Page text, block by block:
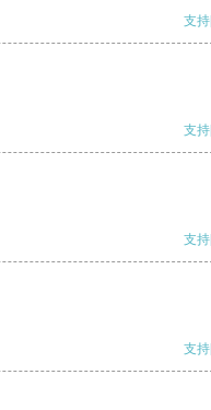
支持
支持
支持
支持